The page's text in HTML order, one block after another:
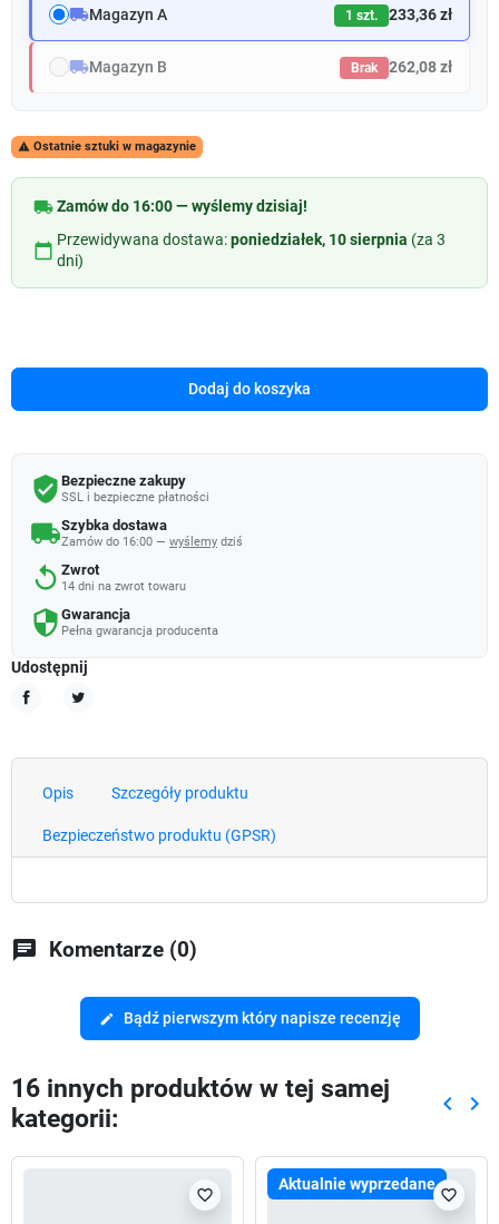
local_shippingMagazyn A 1 szt. 233,36 zł
local_shippingMagazyn B Brak 262,08 zł
 Ostatnie sztuki w magazynie
local_shippingZamów do 16:00 — wyślemy dzisiaj!
calendar_today
Przewidywana dostawa:poniedziałek, 10 sierpnia (za 3
dni)
Dodaj do koszyka
verified_user Bezpieczne zakupy
SSL i bezpieczne płatności
local_shippingSzybka dostawa
Zamów do 16:00 — wyślemy dziś
replay Zwrot
14 dni na zwrot towaru
security Gwarancja
Pełna gwarancja producenta
Udostępnij
Opis Szczegóły produktu
Bezpieczeństwo produktu (GPSR)
chat Komentarze (0)
edit Bądź pierwszym który napisze recenzję
16 innych produktów w tej samej
kategorii:
keyboard_arrow_left keyboard_arrow_right
favorite_border
Aktualnie wyprzedane
favorite_border